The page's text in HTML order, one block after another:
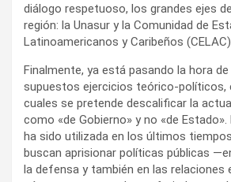
diálogo respetuoso, los grandes ejes
región: la Unasur y la Comunidad de
Latinoamericanos y Caribeños
Finalmente, ya está pasando la hora
supuestos ejercicios teórico-políticos,
cuales se pretende descalificar la
como «de Gobierno» y no «de
ha sido utilizada en los últimos
buscan aprisionar políticas públicas
la defensa y también en las